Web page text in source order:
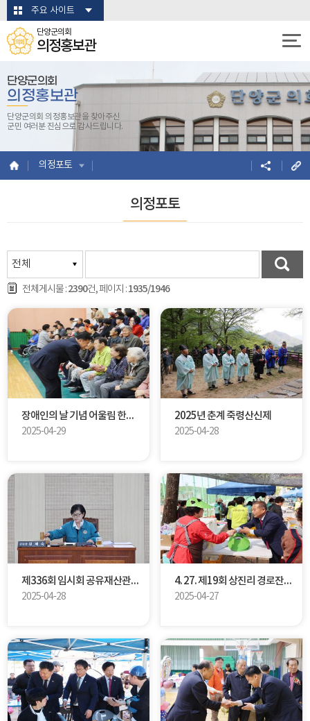
본문바로가기주요 사이트
단양군의회
의정홍보관
단양군의회
의정홍보관
단양군의회 의정홍보관을 찾아주신
군민 여러분 진심으로 감사드립니다.
의정포토
의정포토
전체게시물 :2390건, 페이지 :1935/1946
장애인의 날 기념 어울림 한마당
2025-04-29
2025년 춘계 죽령산신제
2025-04-28
제336회 임시회 공유재산관리계획심사특별위윈회 제2차 회의
2025-04-28
4. 27. 제19회 상진리 경로잔치 및 체육대회
2025-04-27